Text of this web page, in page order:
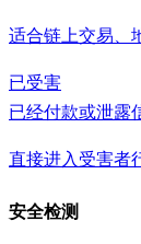
适合链上交易、
已受害
已经付款或泄露
直接进入受害者
安全检测